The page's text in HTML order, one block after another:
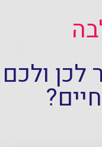
לכן ולכם